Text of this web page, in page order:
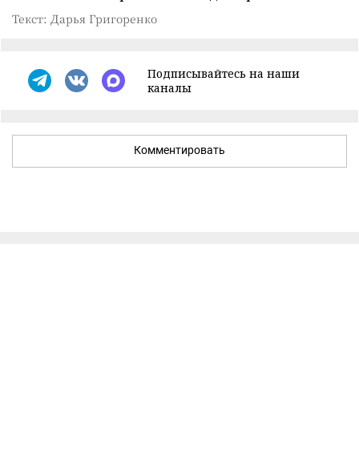
Текст: Дарья Григоренко
Подписывайтесь на наши
каналы
Комментировать